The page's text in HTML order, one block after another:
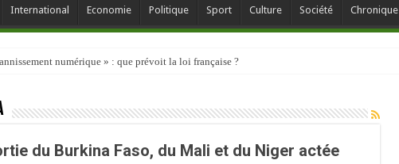
International Economie Politique Sport Culture Société Chronique
numérique » : que prévoit la loi française ?
du Burkina Faso, du Mali et du Niger actée